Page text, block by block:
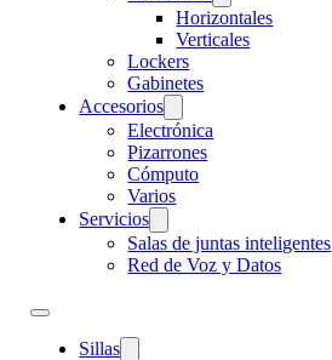
Horizontales
Verticales
Lockers
Gabinetes
Accesorios
Electrónica
Pizarrones
Cómputo
Varios
Servicios
Salas de juntas inteligentes
Red de Voz y Datos
Sillas